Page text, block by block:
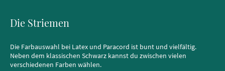
Die Striemen
Die Farbauswahl bei Latex und Paracord ist bunt und vielfältig.
Neben dem klassischen Schwarz kannst du zwischen vielen
verschiedenen Farben wählen.